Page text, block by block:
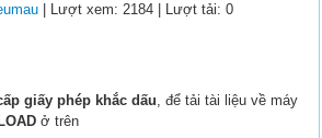
| Lượt xem: 2184 | Lượt tải: 0
giấy phép khắc dấu, để tải tài liệu về máy
ở trên